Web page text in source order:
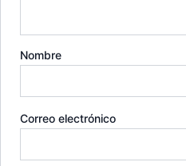
Nombre
Correo electrónico